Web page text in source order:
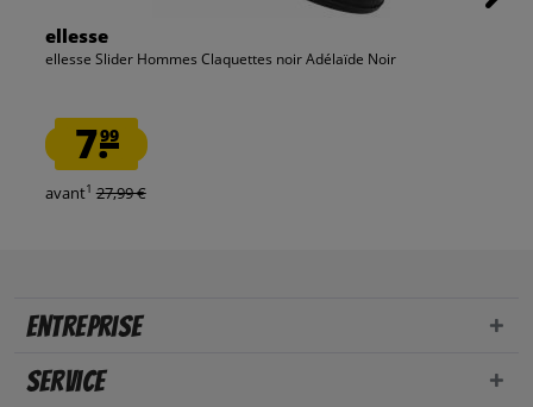
ellesse
ellesse Slider Hommes Claquettes noir Adélaïde Noir
7.99
avant1 27,99 €
Entreprise
Service